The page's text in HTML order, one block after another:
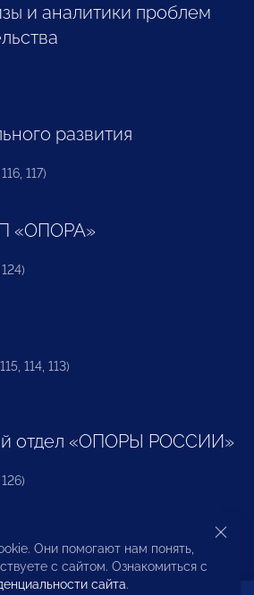
и аналитики проблем
развития
117)
«ОПОРА»
114, 113)
отдел «ОПОРЫ РОССИИ»
прав предпринимателей и
Они помогают нам понять,
с сайтом. Ознакомиться с
сайта.